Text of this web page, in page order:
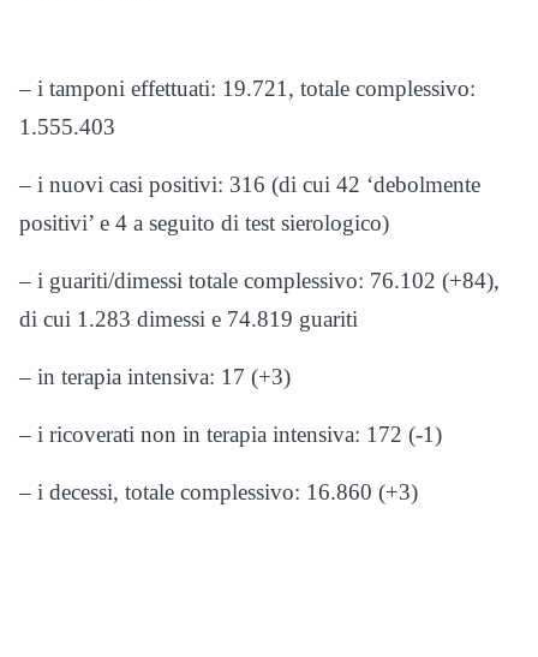
– i tamponi effettuati: 19.721, totale complessivo:
1.555.403
– i nuovi casi positivi: 316 (di cui 42 ‘debolmente
positivi’ e 4 a seguito di test sierologico)
– i guariti/dimessi totale complessivo: 76.102 (+84),
di cui 1.283 dimessi e 74.819 guariti
– in terapia intensiva: 17 (+3)
– i ricoverati non in terapia intensiva: 172 (-1)
– i decessi, totale complessivo: 16.860 (+3)